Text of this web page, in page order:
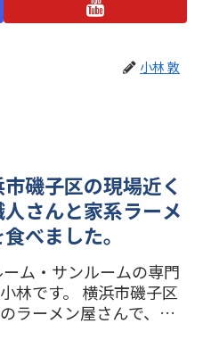
小林 敦
磯子区の現場近く
人さんと家系ラーメ
べました。
ム・サンルームの専門
林です。 横浜市磯子区
ラーメン屋さんで、職